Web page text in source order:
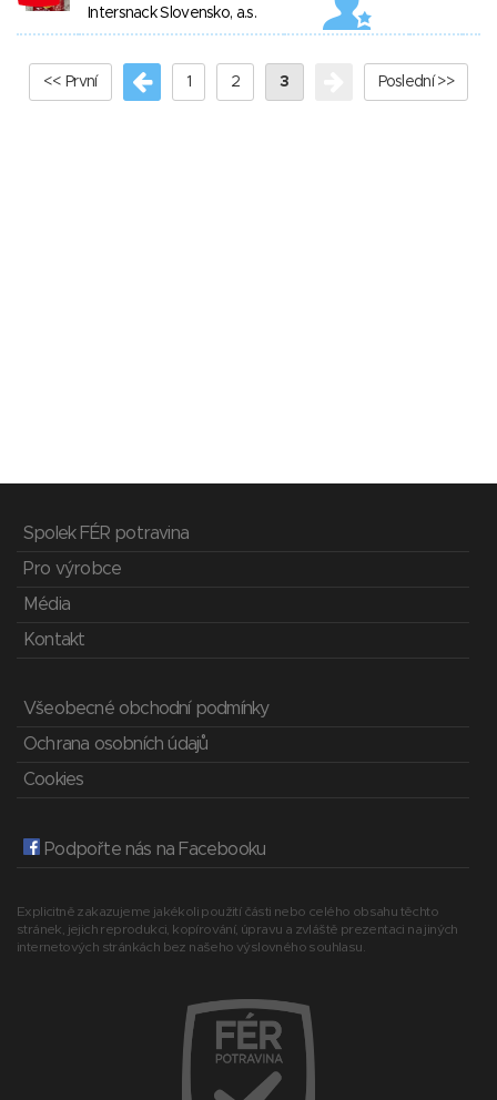
Intersnack Slovensko, a.s.
<< První 1 2 3 Poslední >>
Spolek FÉR potravina
Pro výrobce
Média
Kontakt
Všeobecné obchodní podmínky
Ochrana osobních údajů
Cookies
Podpořte nás na Facebooku
Explicitně zakazujeme jakékoli použití části nebo celého obsahu těchto
stránek, jejich reprodukci, kopírování, úpravu a zvláště prezentaci na jiných
internetových stránkách bez našeho výslovného souhlasu.